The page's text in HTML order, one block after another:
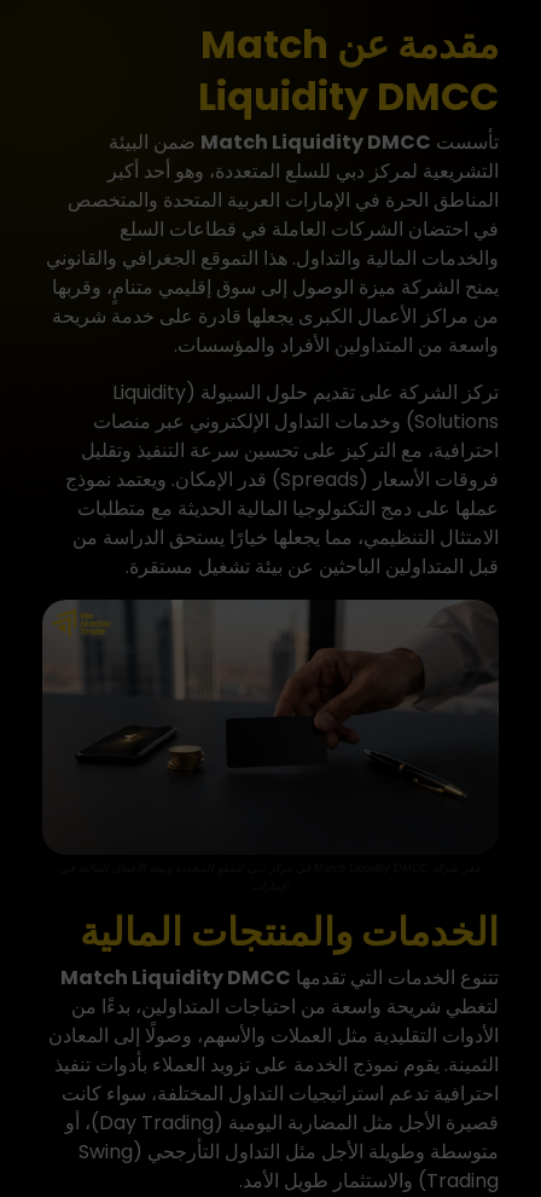
مقدمة عن Match
Liquidity DMCC
تأسست Match Liquidity DMCC ضمن البيئة
التشريعية لمركز دبي للسلع المتعددة، وهو أحد أكبر
المناطق الحرة في الإمارات العربية المتحدة والمتخصص
في احتضان الشركات العاملة في قطاعات السلع
والخدمات المالية والتداول. هذا التموقع الجغرافي والقانوني
يمنح الشركة ميزة الوصول إلى سوق إقليمي متنامٍ، وقربها
من مراكز الأعمال الكبرى يجعلها قادرة على خدمة شريحة
واسعة من المتداولين الأفراد والمؤسسات.
تركز الشركة على تقديم حلول السيولة (Liquidity
Solutions) وخدمات التداول الإلكتروني عبر منصات
احترافية، مع التركيز على تحسين سرعة التنفيذ وتقليل
فروقات الأسعار (Spreads) قدر الإمكان. ويعتمد نموذج
عملها على دمج التكنولوجيا المالية الحديثة مع متطلبات
الامتثال التنظيمي، مما يجعلها خيارًا يستحق الدراسة من
قبل المتداولين الباحثين عن بيئة تشغيل مستقرة.
الخدمات والمنتجات المالية
تتنوع الخدمات التي تقدمها Match Liquidity DMCC
لتغطي شريحة واسعة من احتياجات المتداولين، بدءًا من
الأدوات التقليدية مثل العملات والأسهم، وصولًا إلى المعادن
الثمينة. يقوم نموذج الخدمة على تزويد العملاء بأدوات تنفيذ
احترافية تدعم استراتيجيات التداول المختلفة، سواء كانت
قصيرة الأجل مثل المضاربة اليومية (Day Trading)، أو
متوسطة وطويلة الأجل مثل التداول التأرجحي (Swing
Trading) والاستثمار طويل الأمد.